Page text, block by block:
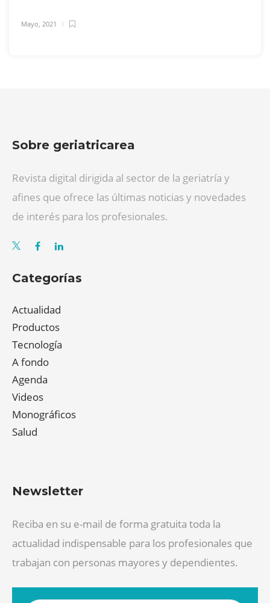
Mayo, 2021
Sobre geriatricarea
Revista digital dirigida al sector de la geriatría y
afines que ofrece las últimas noticias y novedades
de interés para los profesionales.
Categorías
Actualidad
Productos
Tecnología
A fondo
Agenda
Videos
Monográficos
Salud
Newsletter
Reciba en su e-mail de forma gratuita toda la
actualidad indispensable para los profesionales que
trabajan con personas mayores y dependientes.